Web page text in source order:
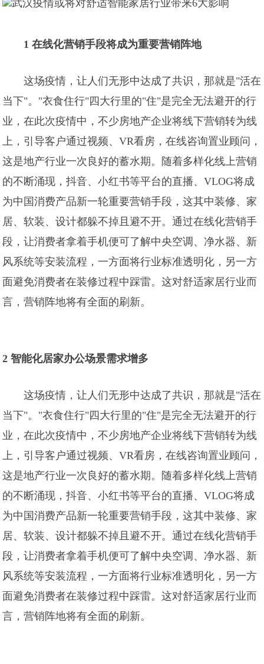
1 在线化营销手段将成为重要营销阵地
这场疫情，让人们无形中达成了共识，那就是"活在
当下"。"衣食住行"四大行里的"住"是完全无法避开的行
业，在此次疫情中，不少房地产企业将线下营销转为线
上，引导客户通过视频、VR看房，在线咨询置业顾问，
这是地产行业一次良好的蓄水期。随着多样化线上营销
的不断涌现，抖音、小红书等平台的直播、VLOG将成
为中国消费产品新一轮重要营销手段，这其中装修、家
居、软装、设计都躲不掉且避不开。通过在线化营销手
段，让消费者拿着手机便可了解中央空调、净水器、新
风系统等安装流程，一方面将行业标准透明化，另一方
面避免消费者在装修过程中踩雷。这对舒适家居行业而
言，营销阵地将有全面的刷新。
2 智能化居家办公场景需求增多
这场疫情，让人们无形中达成了共识，那就是"活在
当下"。"衣食住行"四大行里的"住"是完全无法避开的行
业，在此次疫情中，不少房地产企业将线下营销转为线
上，引导客户通过视频、VR看房，在线咨询置业顾问，
这是地产行业一次良好的蓄水期。随着多样化线上营销
的不断涌现，抖音、小红书等平台的直播、VLOG将成
为中国消费产品新一轮重要营销手段，这其中装修、家
居、软装、设计都躲不掉且避不开。通过在线化营销手
段，让消费者拿着手机便可了解中央空调、净水器、新
风系统等安装流程，一方面将行业标准透明化，另一方
面避免消费者在装修过程中踩雷。这对舒适家居行业而
言，营销阵地将有全面的刷新。